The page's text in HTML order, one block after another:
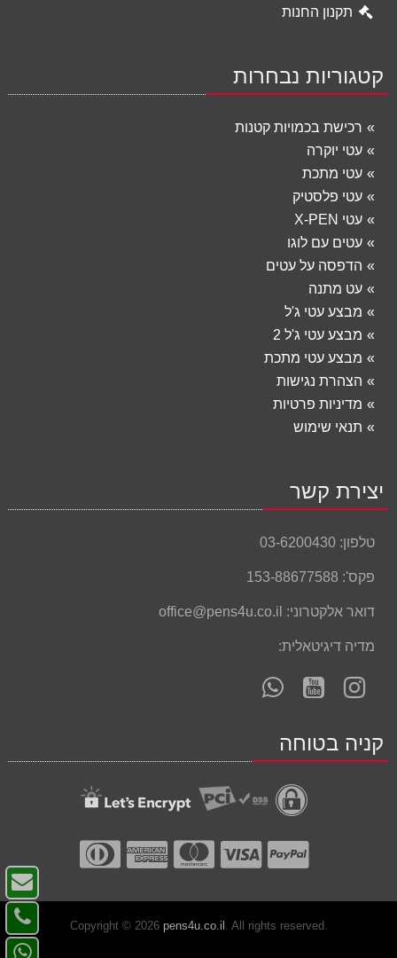
תקנון החנות
קטגוריות נבחרות
רכישת בכמויות קטנות
עטי יוקרה
עטי מתכת
עטי פלסטיק
עטי X-PEN
עטים עם לוגו
הדפסה על עטים
עט מתנה
מבצע עטי ג'ל
מבצע עטי ג'ל 2
מבצע עטי מתכת
הצהרת נגישות
מדיניות פרטיות
תנאי שימוש
יצירת קשר
טלפון: 03-6200430
פקס': 153-88677588
דואר אלקטרוני: office@pens4u.co.il
מדיה דיגיטאלית:
עקוב
אחרינו
YouTube
עקוב
אחרינו
YouTubeקניה בטוחה
Copyright © 2026 pens4u.co.il . All rights reserved.
-